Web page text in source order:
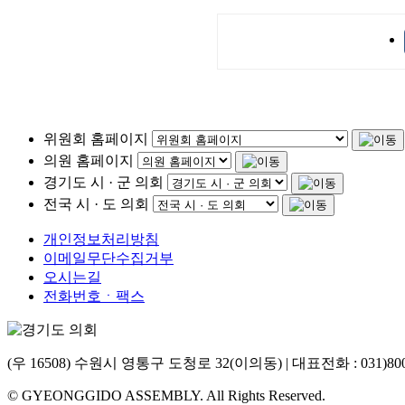
위원회 홈페이지
의원 홈페이지
경기도 시 · 군 의회
전국 시 · 도 의회
개인정보처리방침
이메일무단수집거부
오시는길
전화번호ㆍ팩스
(우 16508) 수원시 영통구 도청로 32(이의동) | 대표전화 :
© GYEONGGIDO ASSEMBLY. All Rights Reserved.